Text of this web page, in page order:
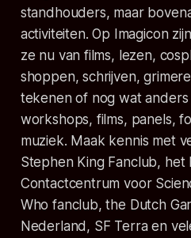
standhouders, maar
activiteiten. Op Imagicon
ze nu van films, lezen,
shoppen, schrijven,
tekenen of nog wat anders
workshops, films, panels,
muziek. Maak kennis met
Stephen King Fanclub, het
Contactcentrum voor
Who fanclub, the Dutch
Nederland, SF Terra en